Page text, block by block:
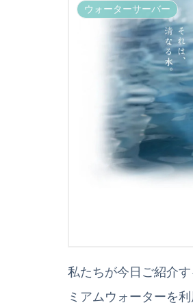
ウォーターサーバー
私たちが今日ご紹介
ミアムウォーターを